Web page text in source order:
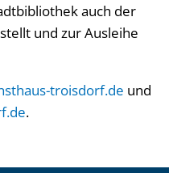
auch der
und zur Ausleihe
troisdorf.de und
.